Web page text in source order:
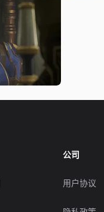
公司
用户协议